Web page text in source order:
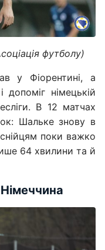
футболу)
у Фіорентині, а
німецькій
В 12 матчах
Шальке знову в
поки важко
64 хвилини та й